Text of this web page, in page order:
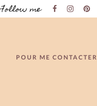
Follow me
POUR ME CONTACTER